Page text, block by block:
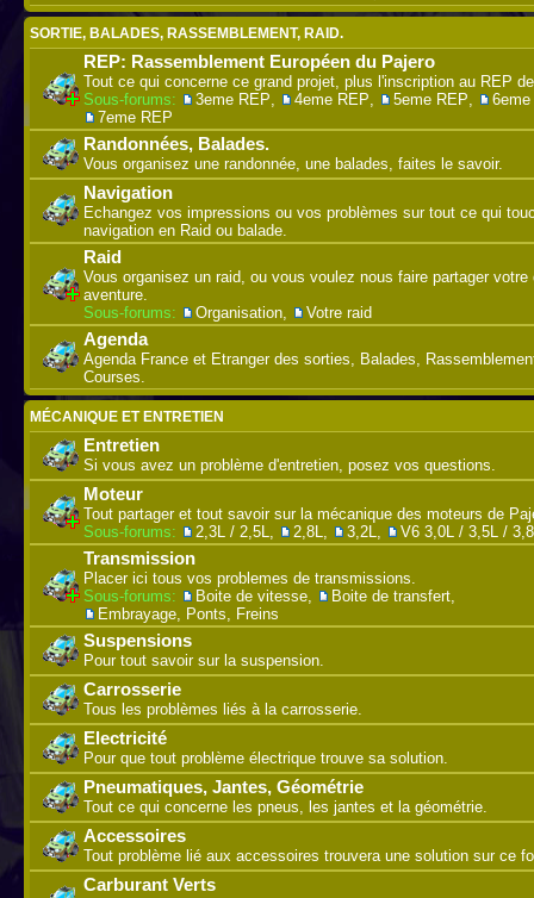
SORTIE, BALADES, RASSEMBLEMENT, RAID.
REP: Rassemblement Européen du Pajero
Tout ce qui concerne ce grand projet, plus l'inscription au REP
Sous-forums:
3eme REP, 4eme REP, 5eme REP,
7eme REP
Randonnées, Balades.
Vous organisez une randonnée, une balades, faites le savoir.
Navigation
Echangez vos impressions ou vos problèmes sur tout ce qui
navigation en Raid ou balade.
Raid
Vous organisez un raid, ou vous voulez nous faire partager votre
aventure.
Sous-forums:
Organisation, Votre raid
Agenda
Agenda France et Etranger des sorties, Balades,
Courses.
MÉCANIQUE ET ENTRETIEN
Entretien
Si vous avez un problème d'entretien, posez vos questions.
Moteur
Tout partager et tout savoir sur la mécanique des moteurs de
Sous-forums:
2,3L / 2,5L, 2,8L, 3,2L, V6 3,0L / 3,5L /
Transmission
Placer ici tous vos problemes de transmissions.
Sous-forums:
Boite de vitesse, Boite de transfert,
Embrayage, Ponts, Freins
Suspensions
Pour tout savoir sur la suspension.
Carrosserie
Tous les problèmes liés à la carrosserie.
Electricité
Pour que tout problème électrique trouve sa solution.
Pneumatiques, Jantes, Géométrie
Tout ce qui concerne les pneus, les jantes et la géométrie.
Accessoires
Tout problème lié aux accessoires trouvera une solution sur ce
Carburant Verts